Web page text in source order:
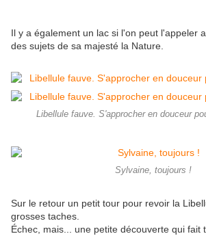
Il y a également un lac si l'on peut l'appeler
des sujets de sa majesté la Nature.
Libellule fauve. S'approcher en douceur
Sylvaine, toujours !
Sur le retour un petit tour pour revoir la
grosses taches.
Échec, mais... une petite découverte qui fait